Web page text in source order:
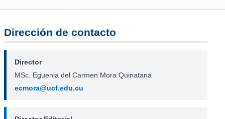
Dirección de contacto
Director
MSc. Eguenia del Carmen Mora Quinatana
ecmora@ucf.edu.cu